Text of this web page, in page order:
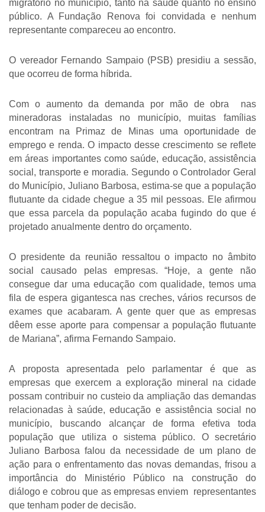
migratório no município, tanto na saúde quanto no ensino
público. A Fundação Renova foi convidada e nenhum
representante compareceu ao encontro.
O vereador Fernando Sampaio (PSB) presidiu a sessão,
que ocorreu de forma híbrida.
Com o aumento da demanda por mão de obra  nas
mineradoras instaladas no município, muitas famílias
encontram na Primaz de Minas uma oportunidade de
emprego e renda. O impacto desse crescimento se reflete
em áreas importantes como saúde, educação, assistência
social, transporte e moradia. Segundo o Controlador Geral
do Município, Juliano Barbosa, estima-se que a população
flutuante da cidade chegue a 35 mil pessoas. Ele afirmou
que essa parcela da população acaba fugindo do que é
projetado anualmente dentro do orçamento.
O presidente da reunião ressaltou o impacto no âmbito
social causado pelas empresas. “Hoje, a gente não
consegue dar uma educação com qualidade, temos uma
fila de espera gigantesca nas creches, vários recursos de
exames que acabaram. A gente quer que as empresas
dêem esse aporte para compensar a população flutuante
de Mariana”, afirma Fernando Sampaio.
A proposta apresentada pelo parlamentar é que as
empresas que exercem a exploração mineral na cidade
possam contribuir no custeio da ampliação das demandas
relacionadas à saúde, educação e assistência social no
município, buscando alcançar de forma efetiva toda
população que utiliza o sistema público. O secretário
Juliano Barbosa falou da necessidade de um plano de
ação para o enfrentamento das novas demandas, frisou a
importância do Ministério Público na construção do
diálogo e cobrou que as empresas enviem  representantes
que tenham poder de decisão.